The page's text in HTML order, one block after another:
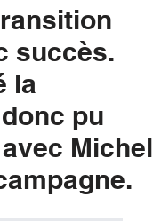
succès.
la
pu
Michel